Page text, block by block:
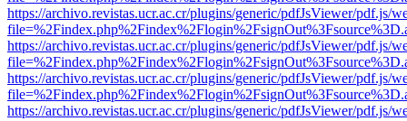
https://archivo.revistas.ucr.ac.cr/plugins/generic/pdfJsViewer/pdf.js/
https://archivo.revistas.ucr.ac.cr/plugins/generic/pdfJsViewer/pdf.js/
https://archivo.revistas.ucr.ac.cr/plugins/generic/pdfJsViewer/pdf.js/
https://archivo.revistas.ucr.ac.cr/plugins/generic/pdfJsViewer/pdf.js/